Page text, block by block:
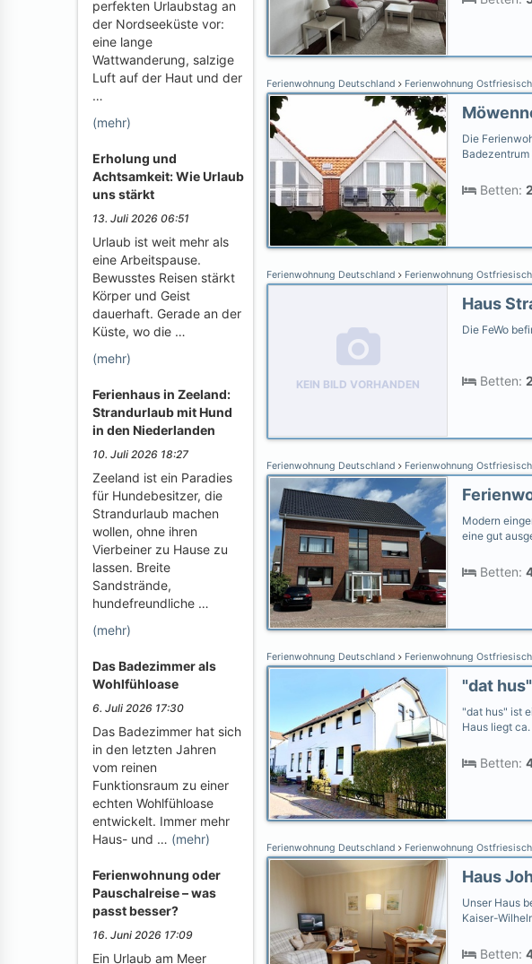
perfekten Urlaubstag an
der Nordseeküste vor:
eine lange
Wattwanderung, salzige
Luft auf der Haut und der
…
(mehr)
Erholung und
Achtsamkeit: Wie Urlaub
uns stärkt
13. Juli 2026 06:51
Urlaub ist weit mehr als
eine Arbeitspause.
Bewusstes Reisen stärkt
Körper und Geist
dauerhaft. Gerade an der
Küste, wo die …
(mehr)
Ferienhaus in Zeeland:
Strandurlaub mit Hund
in den Niederlanden
10. Juli 2026 18:27
Zeeland ist ein Paradies
für Hundebesitzer, die
Strandurlaub machen
wollen, ohne ihren
Vierbeiner zu Hause zu
lassen. Breite
Sandstrände,
hundefreundliche …
(mehr)
Das Badezimmer als
Wohlfühloase
6. Juli 2026 17:30
Das Badezimmer hat sich
in den letzten Jahren
vom reinen
Funktionsraum zu einer
echten Wohlfühloase
entwickelt. Immer mehr
Haus- und … (mehr)
Ferienwohnung oder
Pauschalreise – was
passt besser?
16. Juni 2026 17:09
Ein Urlaub am Meer
Ferienwohnung Deutschland Ferienwohnung
Die
Betten: 2
Ferienwohnung Deutschland Ferienwohnung
KEIN BILD VORHANDEN
Haus
Die FeWo
Betten: 2
Ferienwohnung Deutschland Ferienwohnung
Modern
eine gut
Betten:
Ferienwohnung Deutschland Ferienwohnung
"dat hus"
"dat hus" ist
Haus liegt
Betten:
Ferienwohnung Deutschland Ferienwohnung
Haus
Unser Haus
Kaiser-
Betten: